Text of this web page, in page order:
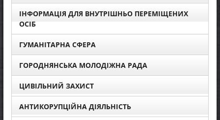
ІНФОРМАЦІЯ ДЛЯ ВНУТРІШНЬО ПЕРЕМІЩЕНИХ
ОСІБ
ГУМАНІТАРНА СФЕРА
ГОРОДНЯНСЬКА МОЛОДІЖНА РАДА
ЦИВІЛЬНИЙ ЗАХИСТ
АНТИКОРУПЦІЙНА ДІЯЛЬНІСТЬ